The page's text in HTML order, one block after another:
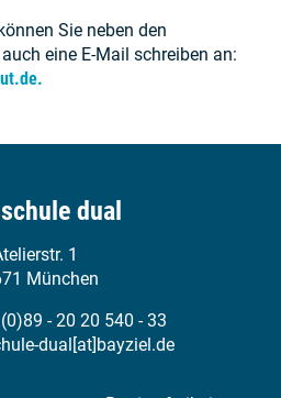
Sie neben den
eine E-Mail schreiben an:
.
dual
1
München
- 20 20 540 - 33
dual[at]bayziel.de